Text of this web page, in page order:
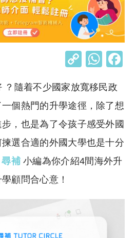
C
p
y
Li
n
k
W
at
s
A
p
p
？隨着不少國家放寬移民政
個熱門的升學途徑，除了想
，也是為了令孩子感受外國
選合適的外國大學也是十分
補小編為你介紹4間海外升
顧問合心意！